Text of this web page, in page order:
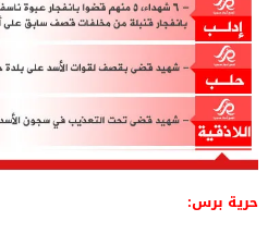
حرية برس: